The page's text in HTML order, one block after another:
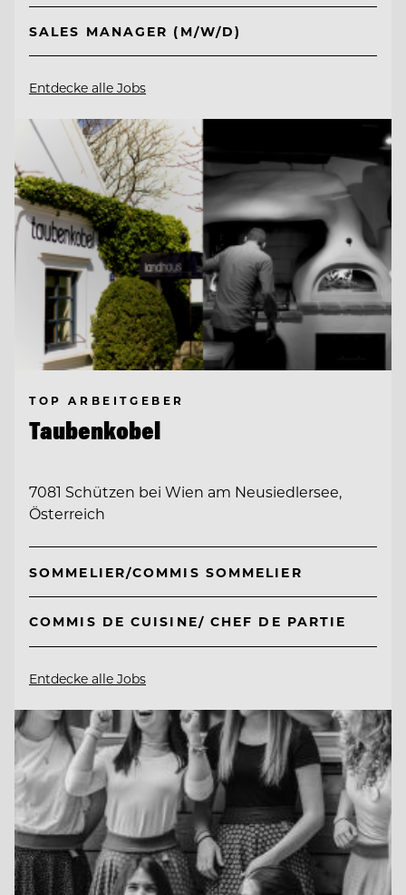
SALES MANAGER (M/W/D)
Entdecke alle Jobs
TOP ARBEITGEBER
Taubenkobel
7081 Schützen bei Wien am Neusiedlersee,
Österreich
SOMMELIER/COMMIS SOMMELIER
COMMIS DE CUISINE/ CHEF DE PARTIE
Entdecke alle Jobs